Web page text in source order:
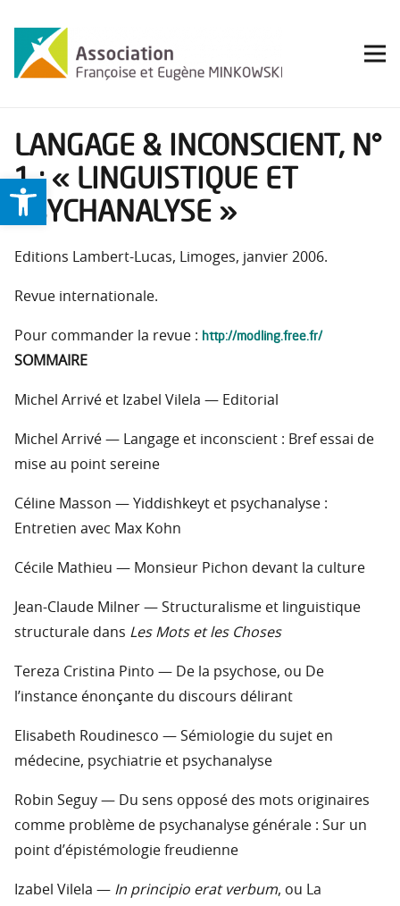
Ouvrir la barre d’outils
LANGAGE & INCONSCIENT, N°
1 : « LINGUISTIQUE ET
PSYCHANALYSE »
Editions Lambert-Lucas, Limoges, janvier 2006.
Revue internationale.
Pour commander la revue : http://modling.free.fr/
SOMMAIRE
Michel Arrivé et Izabel Vilela — Editorial
Michel Arrivé — Langage et inconscient : Bref essai de
mise au point sereine
Céline Masson — Yiddishkeyt et psychanalyse :
Entretien avec Max Kohn
Cécile Mathieu — Monsieur Pichon devant la culture
Jean-Claude Milner — Structuralisme et linguistique
structurale dans Les Mots et les Choses
Tereza Cristina Pinto — De la psychose, ou De
l’instance énonçante du discours délirant
Elisabeth Roudinesco — Sémiologie du sujet en
médecine, psychiatrie et psychanalyse
Robin Seguy — Du sens opposé des mots originaires
comme problème de psychanalyse générale : Sur un
point d’épistémologie freudienne
Izabel Vilela — In principio erat verbum, ou La